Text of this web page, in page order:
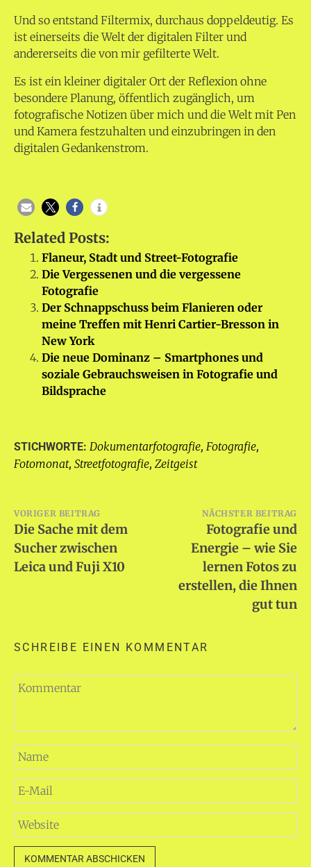
Und so entstand Filtermix, durchaus doppeldeutig. Es
ist einerseits die Welt der digitalen Filter und
andererseits die von mir gefilterte Welt.
Es ist ein kleiner digitaler Ort der Reflexion ohne
besondere Planung, öffentlich zugänglich, um
fotografische Notizen über mich und die Welt mit Pen
und Kamera festzuhalten und einzubringen in den
digitalen Gedankenstrom.
Related Posts:
Flaneur, Stadt und Street-Fotografie
Die Vergessenen und die vergessene
Fotografie
Der Schnappschuss beim Flanieren oder
meine Treffen mit Henri Cartier-Bresson in
New York
Die neue Dominanz – Smartphones und
soziale Gebrauchsweisen in Fotografie und
Bildsprache
STICHWORTE: Dokumentarfotografie, Fotografie,
Fotomonat, Streetfotografie, Zeitgeist
Beitragsnavigation
VORIGER BEITRAG
Die Sache mit dem
Sucher zwischen
Leica und Fuji X10
NÄCHSTER BEITRAG
Fotografie und
Energie – wie Sie
lernen Fotos zu
erstellen, die Ihnen
gut tun
SCHREIBE EINEN KOMMENTAR